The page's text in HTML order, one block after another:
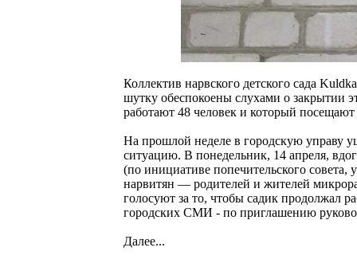
Коллектив нарвского детского сада
шутку обеспокоены слухами о закрытии
работают 48 человек и который
На прошлой неделе в городскую управу
ситуацию. В понедельник, 14 апреля,
(по инициативе попечительского совета,
нарвитян — родителей и жителей
голосуют за то, чтобы садик продолжал
городских СМИ - по приглашению
Далее...